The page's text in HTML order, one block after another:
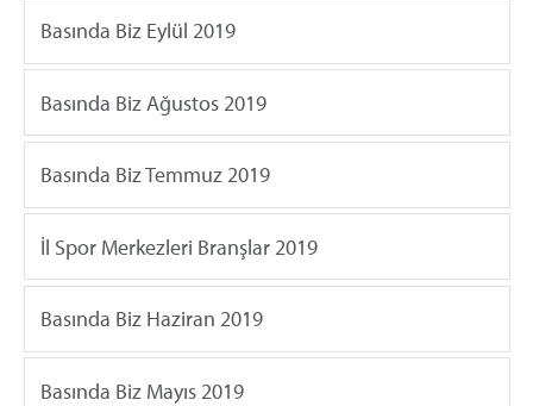
Basında Biz Eylül 2019
Basında Biz Ağustos 2019
Basında Biz Temmuz 2019
İl Spor Merkezleri Branşlar 2019
Basında Biz Haziran 2019
Basında Biz Mayıs 2019